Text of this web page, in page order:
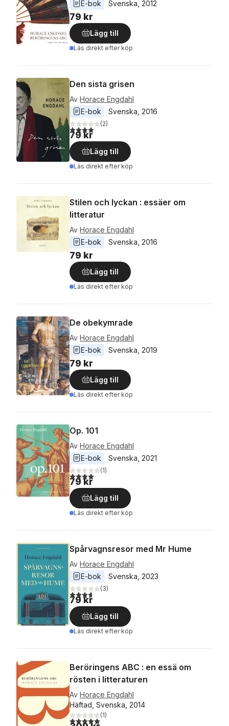
E-bok
Svenska 2012
79 kr
Lägg till
Läs direkt efter köp
Den sista grisen
Av Horace Engdahl
E-bok
Svenska 2016
4,0utav 5 stjärnor. Totalt antal röster:
(2)
79 kr
Lägg till
Läs direkt efter köp
Stilen och lyckan : essäer om
litteratur
Av Horace Engdahl
E-bok
Svenska 2016
79 kr
Lägg till
Läs direkt efter köp
De obekymrade
Av Horace Engdahl
E-bok
Svenska 2019
79 kr
Lägg till
Läs direkt efter köp
Op. 101
Av Horace Engdahl
E-bok
Svenska 2021
4,0utav 5 stjärnor. Totalt antal röster:
(1)
79 kr
Lägg till
Läs direkt efter köp
Spårvagnsresor med Mr Hume
Av Horace Engdahl
E-bok
Svenska 2023
3,7utav 5 stjärnor. Totalt antal röster:
(3)
79 kr
Lägg till
Läs direkt efter köp
Beröringens ABC : en essä om
rösten i litteraturen
Av Horace Engdahl
Häftad, Svenska, 2014
5,0utav 5 stjärnor. Totalt antal röster:
(1)